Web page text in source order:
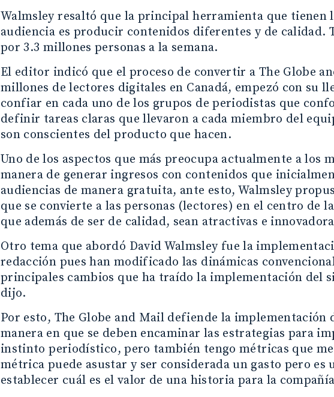
Walmsley resaltó que la principal herramienta que tienen
audiencia es producir contenidos diferentes y de calidad.
por 3.3 millones personas a la semana.
El editor indicó que el proceso de convertir a The Globe
millones de lectores digitales en Canadá, empezó con su
confiar en cada uno de los grupos de periodistas que
definir tareas claras que llevaron a cada miembro del
son conscientes del producto que hacen.
Uno de los aspectos que más preocupa actualmente a los
manera de generar ingresos con contenidos que
audiencias de manera gratuita, ante esto, Walmsley
que se convierte a las personas (lectores) en el centro de
que además de ser de calidad, sean atractivas e
Otro tema que abordó David Walmsley fue la
redacción pues han modificado las dinámicas
principales cambios que ha traído la implementación del
dijo.
Por esto, The Globe and Mail defiende la implementación
manera en que se deben encaminar las estrategias para
instinto periodístico, pero también tengo métricas que
métrica puede asustar y ser considerada un gasto pero es
establecer cuál es el valor de una historia para la